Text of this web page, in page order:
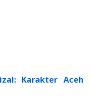
Karakter Aceh